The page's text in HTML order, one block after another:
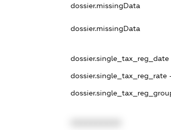
dossier.missingData
dossier.missingData
dossier.single_tax_reg_date
dossier.single_tax_reg_rate